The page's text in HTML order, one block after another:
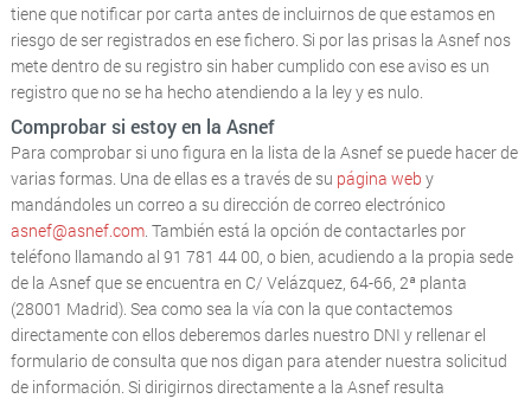
tiene que notificar por carta antes de incluirnos de que estamos en
riesgo de ser registrados en ese fichero. Si por las prisas la Asnef nos
mete dentro de su registro sin haber cumplido con ese aviso es un
registro que no se ha hecho atendiendo a la ley y es nulo.
Comprobar si estoy en la Asnef
Para comprobar si uno figura en la lista de la Asnef se puede hacer de
varias formas. Una de ellas es a través de su página web y
mandándoles un correo a su dirección de correo electrónico
asnef@asnef.com. También está la opción de contactarles por
teléfono llamando al 91 781 44 00, o bien, acudiendo a la propia sede
de la Asnef que se encuentra en C/ Velázquez, 64-66, 2ª planta
(28001 Madrid). Sea como sea la vía con la que contactemos
directamente con ellos deberemos darles nuestro DNI y rellenar el
formulario de consulta que nos digan para atender nuestra solicitud
de información. Si dirigirnos directamente a la Asnef resulta